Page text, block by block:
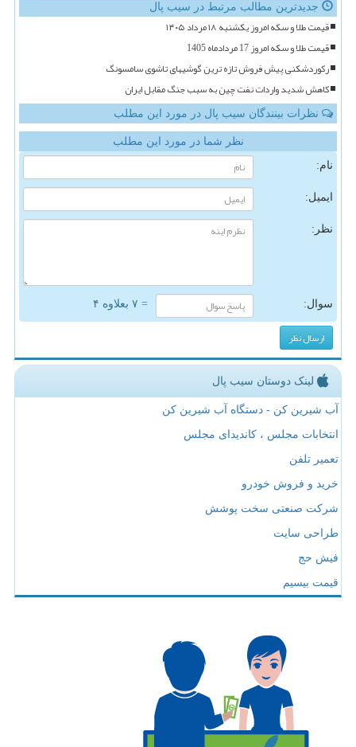
جدیدترین مطالب مرتبط در سیب پال
قیمت طلا و سکه امروز یکشنبه ۱۸ مرداد ۱۴۰۵
قیمت طلا و سکه امروز 17 مردادماه 1405
رکوردشکنی پیش فروش تازه ترین گوشیهای تاشوی سامسونگ
کاهش شدید واردات نفت چین به سبب جنگ مقابل ایران
نظرات بینندگان سیب پال در مورد این مطلب
نظر شما در مورد این مطلب
نام:
ایمیل:
نظر:
سوال: = ۷ بعلاوه ۴
لینک دوستان سیب پال
آب شیرین کن - دستگاه آب شیرین کن
انتخابات مجلس ، کاندیدای مجلس
تعمیر تلفن
خرید و فروش خودرو
شرکت صنعتی سخت پوشش
طراحی سایت
فیش حج
قیمت بیسیم